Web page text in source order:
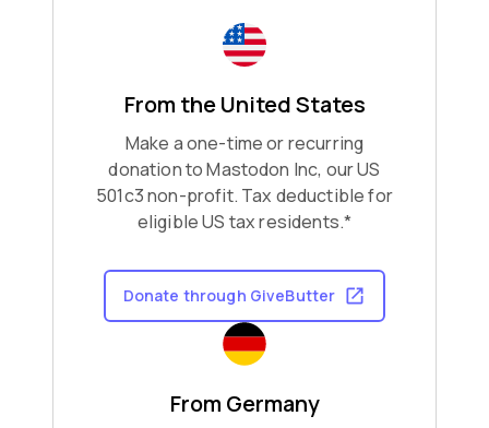
From the United States
Make a one-time or recurring
donation to Mastodon Inc, our US
501c3 non-profit. Tax deductible for
eligible US tax residents.*
Donate through GiveButter
From Germany